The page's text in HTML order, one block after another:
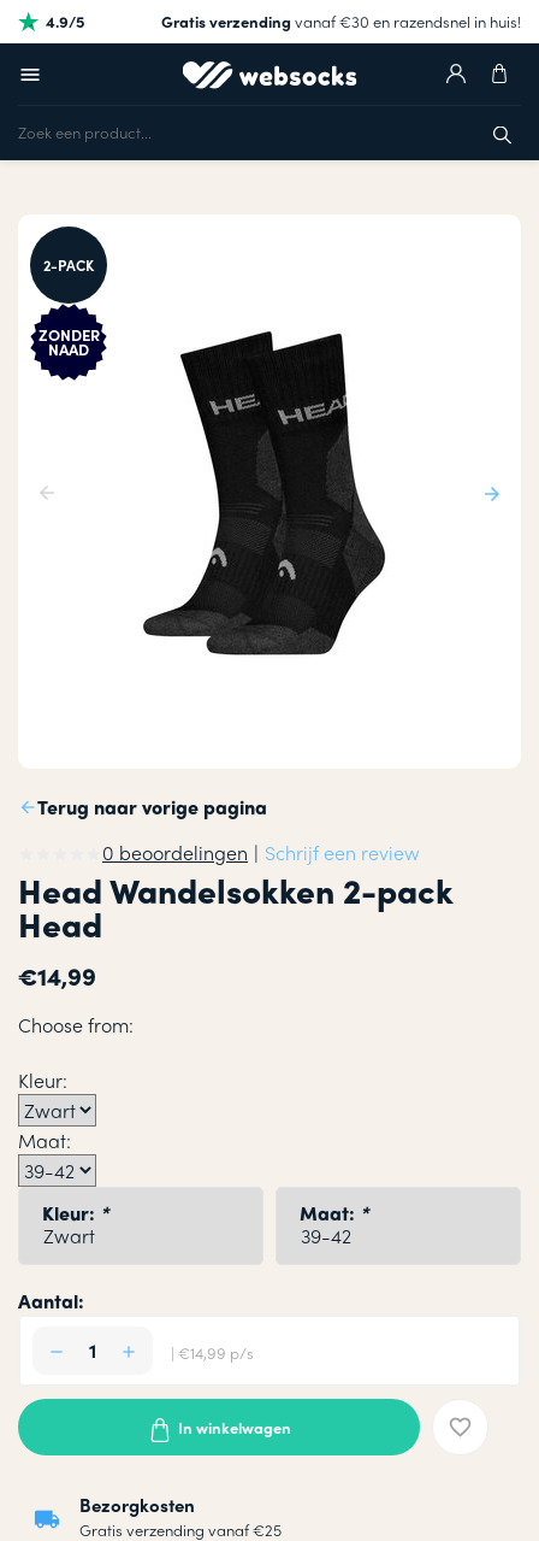
4.9/5 Gratis verzendingvanaf €30 en razendsnel in huis!
2-PACK
ZONDER
NAAD
Terug naar vorige pagina
0 beoordelingen | Schrijf een review
Head Wandelsokken 2-pack
Head
€14,99
Choose from:
Kleur:
Maat:
Kleur: * Maat: *
Aantal:
| €14,99 p/s
Bezorgkosten
Gratis verzending vanaf €25
In winkelwagen